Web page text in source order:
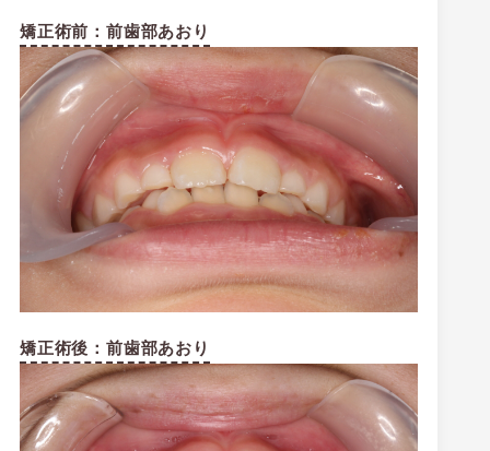
矯正術前：前歯部あおり
矯正術後：前歯部あおり